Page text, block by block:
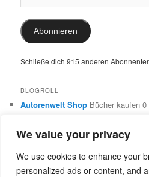
We value your privacy
We use cookies to enhance your
personalized ads or content, and
Mail-
Adresse:
Abonnieren
Schließe dich 915 anderen
BLOGROLL
Autorenwelt Shop Bücher kaufen 0
0
Dr. Ulrike Schimming
und Englischen 0